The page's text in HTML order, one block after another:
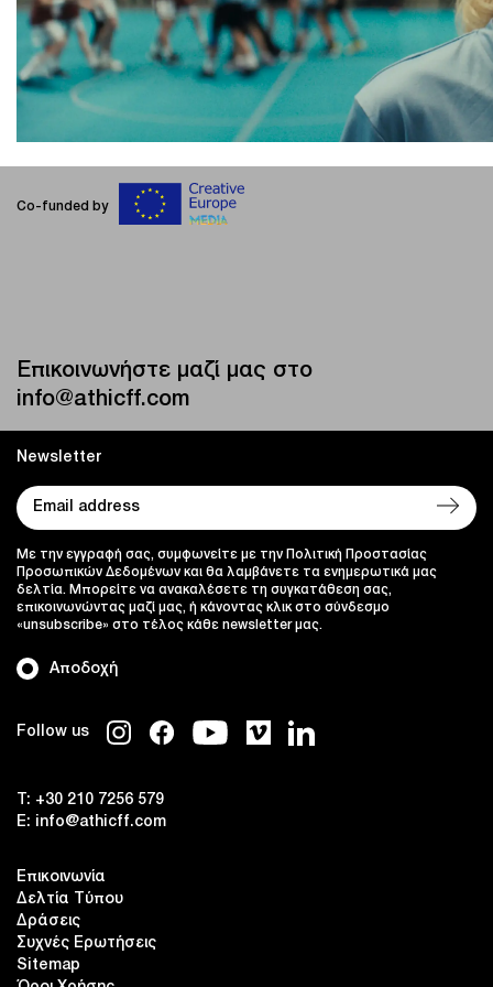
Co-funded by
Επικοινωνήστε μαζί μας στο
info@athicff.com
Follow us
T: +30 210 7256 579
E:
info@athicff.com
Επικοινωνία
Δελτία Τύπου
Δράσεις
Συχνές Ερωτήσεις
Sitemap
Newsletter
Αποδοχή
Με την εγγραφή σας, συμφωνείτε με την Πολιτική Προστασίας
Προσωπικών Δεδομένων και θα λαμβάνετε τα ενημερωτικά μας
δελτία. Μπορείτε να ανακαλέσετε τη συγκατάθεση σας,
επικοινωνώντας μαζί μας, ή κάνοντας κλικ στο σύνδεσμο
«unsubscribe» στο τέλος κάθε newsletter μας.